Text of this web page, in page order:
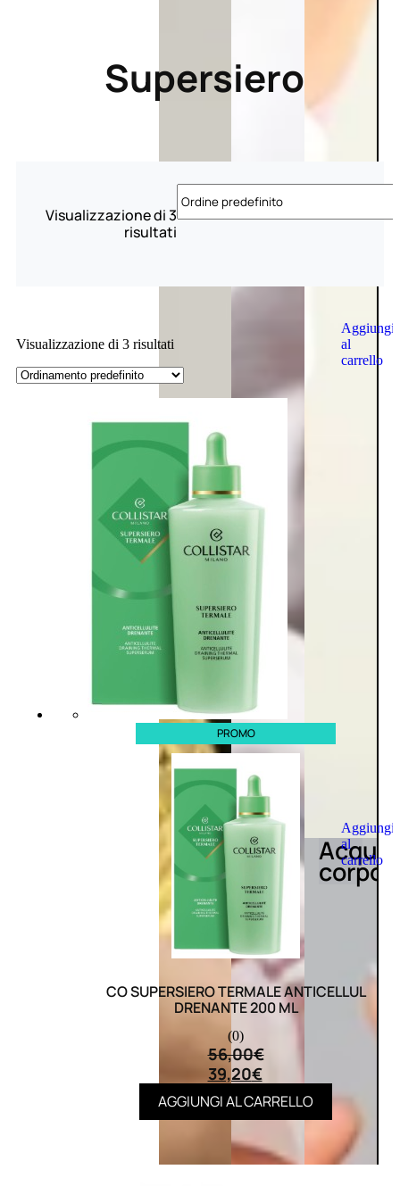
Acqua
corpo
Aggiungi
al
carrello
Aggiungi
al
carrello
Supersiero
Visualizzazione di 3
risultati
Visualizzazione di 3 risultati
PROMO
CO SUPERSIERO TERMALE ANTICELLUL
DRENANTE 200 ML
(0)
56,00€
39,20€
AGGIUNGI AL CARRELLO